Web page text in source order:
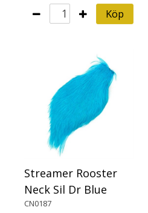
Köp
Streamer Rooster
Neck Sil Dr Blue
CN0187